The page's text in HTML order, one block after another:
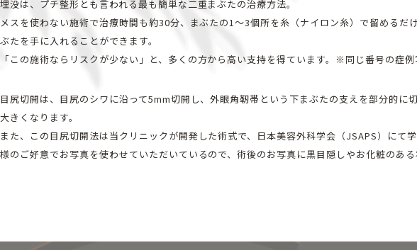
埋没は、プチ整形とも言われる最も簡単な二重まぶたの治療方法。
メスを使わない施術で治療時間も約30分、まぶたの1～3個所を糸（ナイロン糸）で留める
ぶたを手に入れることができます。
「この施術ならリスクが少ない」と、多くの方から高い支持を得ています。※同じ番号の症例
目尻切開は、目尻のシワに沿って5mm切開し、外眼角靭帯という下まぶたの支えを部分的
大きくなります。
また、この目尻切開法は当クリニックが開発した術式で、日本美容外科学会（JSAPS）に
様のご好意でお写真を使わせていただいているので、術後のお写真に黒目隠しやお化粧のある